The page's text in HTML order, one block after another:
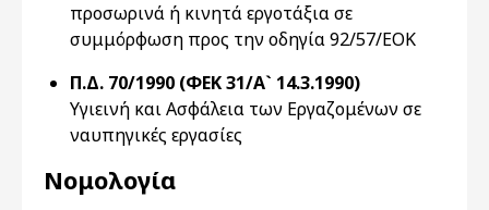
προσωρινά ή κινητά εργοτάξια σε
συμμόρφωση προς την οδηγία 92/57/EOK
Π.Δ. 70/1990 (ΦΕΚ 31/Α` 14.3.1990)
Υγιεινή και Ασφάλεια των Εργαζομένων σε
ναυπηγικές εργασίες
Νομολογία